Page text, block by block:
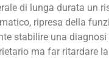
di lunga durata un
ripresa della
stabilire una
ma far ritardare